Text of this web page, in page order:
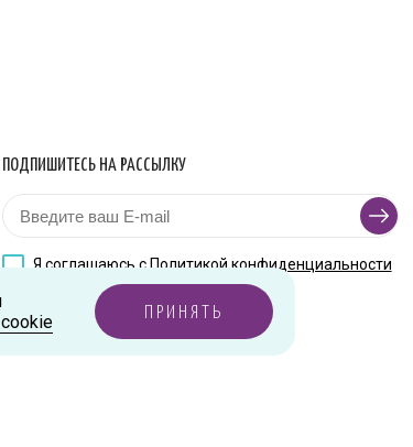
ПОДПИШИТЕСЬ НА РАССЫЛКУ
Я соглашаюсь сПолитикой конфиденциальности
ПРИНЯТЬ